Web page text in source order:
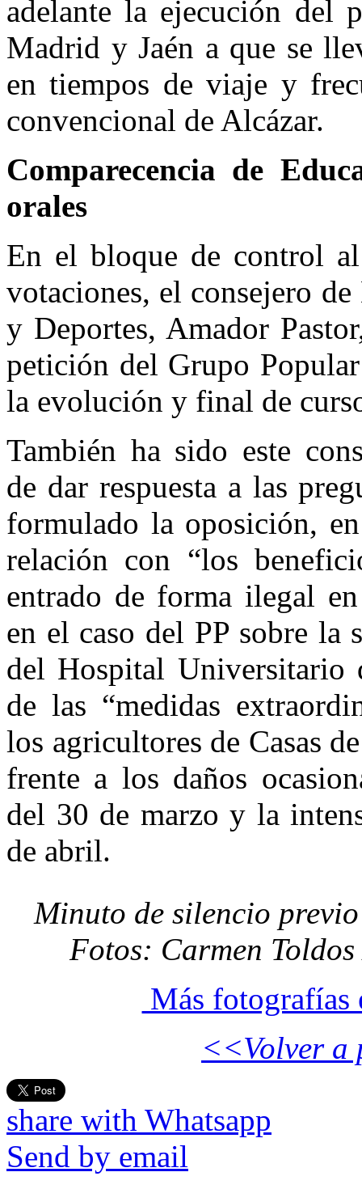
adelante la ejecución del
Madrid y Jaén a que se
en tiempos de viaje y
convencional de Alcázar.
Comparecencia de
orales
En el bloque de control
votaciones, el consejero
y Deportes, Amador
petición del Grupo
la evolución y final de
También ha sido este
de dar respuesta a las
formulado la oposición,
relación con “los
entrado de forma ilegal
en el caso del PP sobre la
del Hospital Universitario
de las “medidas
los agricultores de Casas
frente a los daños
del 30 de marzo y la
de abril.
Minuto de silencio
Fotos: Carmen
Más fotografías
<<Volver a
share with Whatsapp
Send by email